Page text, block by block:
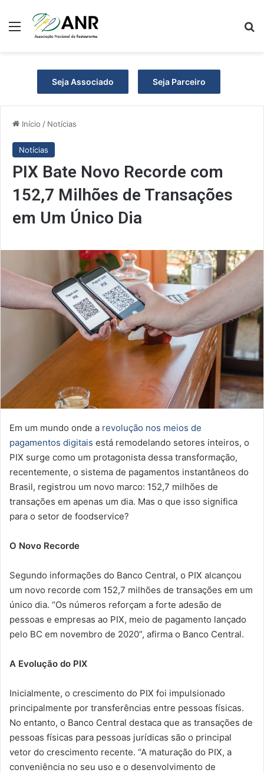
Menu
Seja Associado Seja Parceiro
Início / Notícias
Notícias
PIX Bate Novo Recorde com
152,7 Milhões de Transações
em Um Único Dia
Em um mundo onde a revolução nos meios de
pagamentos digitais está remodelando setores inteiros, o
PIX surge como um protagonista dessa transformação,
recentemente, o sistema de pagamentos instantâneos do
Brasil, registrou um novo marco: 152,7 milhões de
transações em apenas um dia. Mas o que isso significa
para o setor de foodservice?
O Novo Recorde
Segundo informações do Banco Central, o PIX alcançou
um novo recorde com 152,7 milhões de transações em um
único dia. “Os números reforçam a forte adesão de
pessoas e empresas ao PIX, meio de pagamento lançado
pelo BC em novembro de 2020”, afirma o Banco Central.
A Evolução do PIX
Inicialmente, o crescimento do PIX foi impulsionado
principalmente por transferências entre pessoas físicas.
No entanto, o Banco Central destaca que as transações de
pessoas físicas para pessoas jurídicas são o principal
vetor do crescimento recente. “A maturação do PIX, a
conveniência no seu uso e o desenvolvimento de